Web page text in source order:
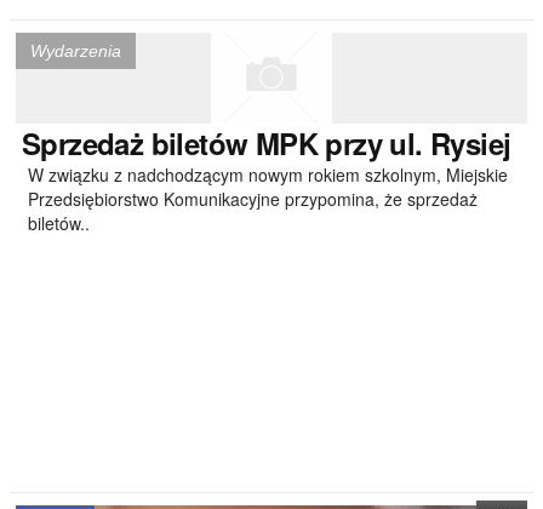
Wydarzenia
Sprzedażbiletów MPK przy ul. Rysiej
W związku z nadchodzącym nowym rokiem szkolnym, Miejskie
Przedsiębiorstwo Komunikacyjne przypomina, że sprzedaż
biletów..